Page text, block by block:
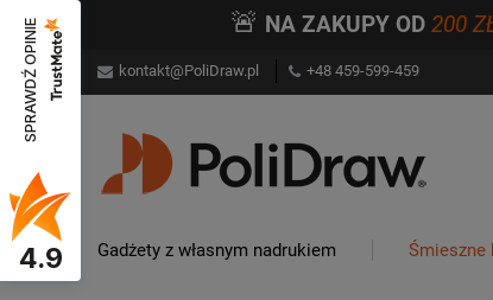
🚨 NA ZAKUPY OD 200
kontakt@PoliDraw.pl +48 459-599-459
Gadżety z własnym nadrukiem Śmieszne
SPRAWDŹ OPINIE
4.9